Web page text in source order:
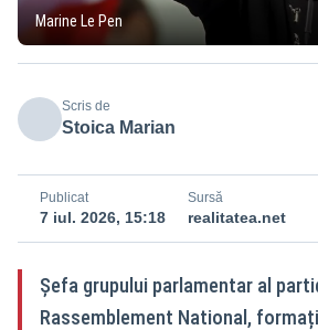
Marine Le Pen
Scris de
Stoica Marian
Publicat
7 iul. 2026, 15:18
Sursă
realitatea.net
Șefa grupului parlamentar al
Rassemblement National,